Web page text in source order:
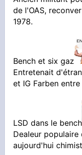
de l'OAS,
1978.
Bench et six gaz
Entretenait
et IG Farben
LSD dans le bench
Dealeur populaire
aujourd'hui